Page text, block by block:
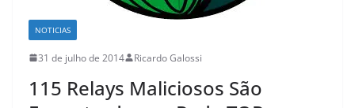
NOTICIAS
31 de julho de 2014 Ricardo Galossi
115 Relays Maliciosos São